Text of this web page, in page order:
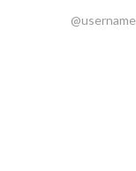
@username